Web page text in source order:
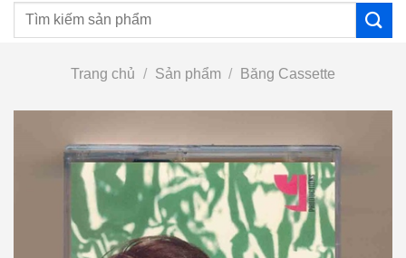
Tìm
Trang chủ / Sản phẩm / Băng Cassette